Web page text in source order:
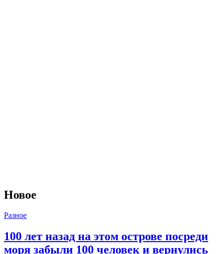
Новое
Разное
100 лет назад на этом острове посреди
моря забыли 100 человек и вернулись